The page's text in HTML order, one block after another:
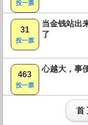
投一票
31
投一票
当金钱站出
了
463
投一票
心越大，事
首